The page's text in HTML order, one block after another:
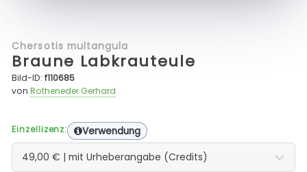
Chersotis multangula
Braune Labkrauteule
Bild-ID:f110685
vonRotheneder Gerhard
Einzellizenz: Verwendung